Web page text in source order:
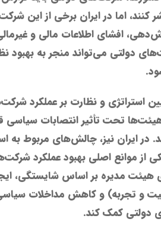
اما در ایران برخی از این
افشای اطلاعات مالی و
دولتی می‌تواند منجر به بهبود
استراتژی و نظارت بر عملکرد
هیئت‌ها تحت تأثیر انتصابات سیاسی
در ایران نیز، چالش‌های مربوط به
از موانع اصلی بهبود عملکرد
هیئت مدیره بر اساس شایستگی،
و تجربه) و کاهش مداخلات
دولتی کمک کند.